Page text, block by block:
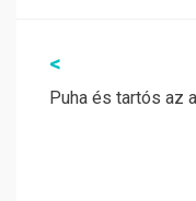
Bejegyzés
navigáció
<
Puha és tartós az